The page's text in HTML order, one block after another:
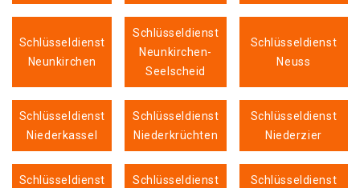
Schlüsseldienst
Neunkirchen
Schlüsseldienst
Neunkirchen-
Seelscheid
Schlüsseldienst
Neuss
Schlüsseldienst
Niederkassel
Schlüsseldienst
Niederkrüchten
Schlüsseldienst
Niederzier
Schlüsseldienst
Schlüsseldienst
Schlüsseldienst